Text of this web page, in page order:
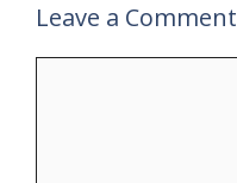
Leave a Comment